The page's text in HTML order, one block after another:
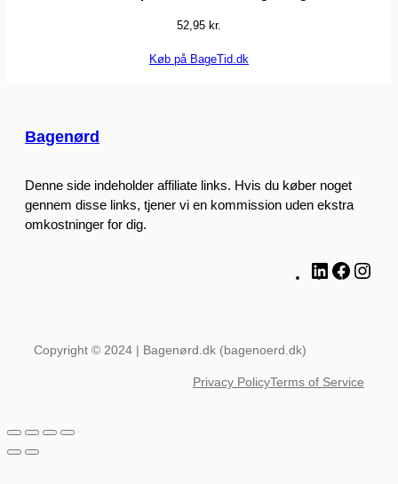
52,95 kr.
Køb på BageTid.dk
Bagenørd
Denne side indeholder affiliate links. Hvis du køber noget
gennem disse links, tjener vi en kommission uden ekstra
omkostninger for dig.
L
I
F
o
Copyright © 2024 | Bagenørd.dk (bagenoerd.dk)
Privacy PolicyTerms of Service